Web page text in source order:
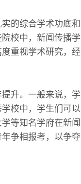
的综合学术功底和
校中，新闻传播学
重视学术研究，经
升。一般来说，学
校中，学生们可以
等知名学府在新闻
争相报考，以争夺